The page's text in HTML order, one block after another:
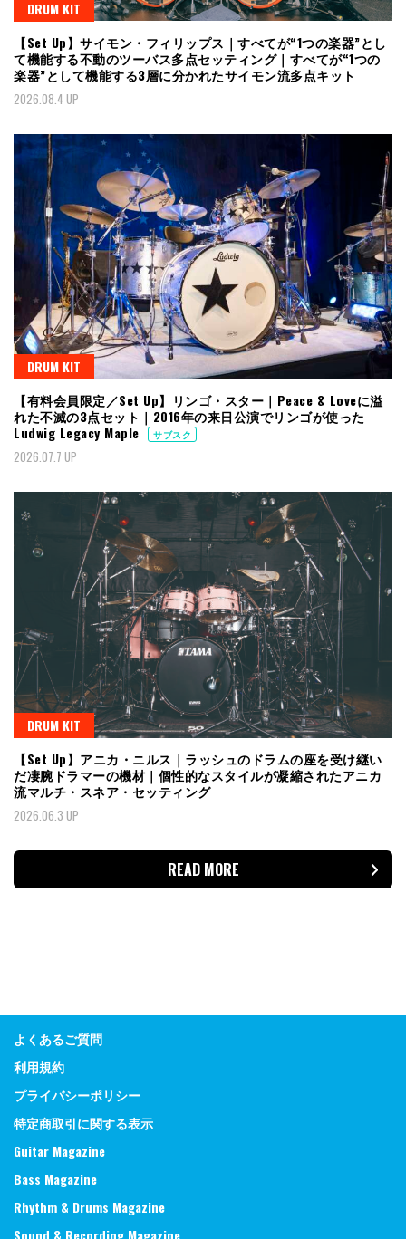
DRUM KIT
【Set Up】サイモン・フィリップス｜すべてが“1つの楽器”とし
て機能する不動のツーバス多点セッティング｜すべてが“1つの
楽器”として機能する3層に分かれたサイモン流多点キット
2026.08.4 UP
DRUM KIT
【有料会員限定／Set Up】リンゴ・スター｜Peace & Loveに溢
れた不滅の3点セット｜2016年の来日公演でリンゴが使った
Ludwig Legacy Maple
サブスク
2026.07.7 UP
DRUM KIT
【Set Up】アニカ・ニルス｜ラッシュのドラムの座を受け継い
だ凄腕ドラマーの機材｜個性的なスタイルが凝縮されたアニカ
流マルチ・スネア・セッティング
2026.06.3 UP
READ MORE
よくあるご質問
利用規約
プライバシーポリシー
特定商取引に関する表示
Guitar Magazine
Bass Magazine
Rhythm & Drums Magazine
Sound & Recording Magazine